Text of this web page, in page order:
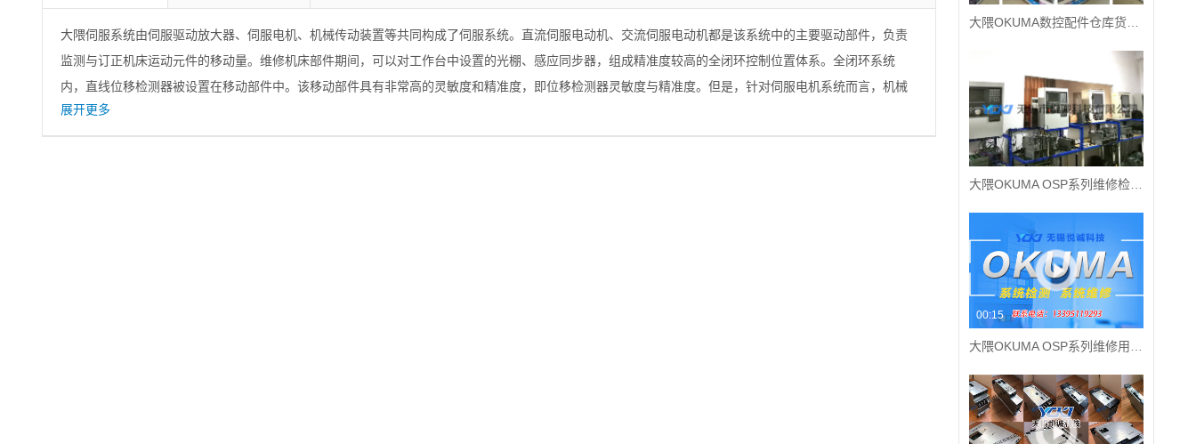
大隈伺服系统由伺服驱动放大器、伺服电机、机械传动装置等共同构成了伺服系统。直流伺服电动机、交流伺服电动机都是该系统中的主要驱动部件，负责
监测与订正机床运动元件的移动量。维修机床部件期间，可以对工作台中设置的光棚、感应同步器，组成精准度较高的全闭环控制位置体系。全闭环系统
内，直线位移检测器被设置在移动部件中。该移动部件具有非常高的灵敏度和精准度，即位移检测器灵敏度与精准度。但是，针对伺服电机系统而言，机械
传动装置形成的非线性因素如摩擦阻尼、反响间隙等都会影响稳定性。此外，伺服系统安装与调试的过程也极为复杂。无锡市悦诚科技大隈数控配件维修
服大隈驱动器、伺服电源、伺服电机、系统主机、各种电路板等电气的维修。
展开更多
00:15